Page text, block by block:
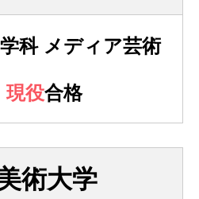
科 メディア芸術
現役合格
術大学